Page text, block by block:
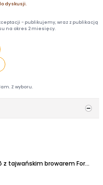
dyskusji.
- publikujemy, wraz z publikacją
na okres 2 miesięcy.
Z wyboru.
tajwańskim browarem Formosa.